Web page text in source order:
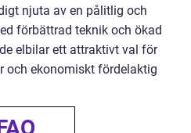
njuta av en pålitlig och
förbättrad teknik och ökad
elbilar ett attraktivt val för
och ekonomiskt fördelaktig